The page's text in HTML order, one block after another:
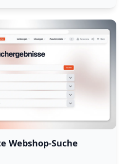
Webshop-Suche